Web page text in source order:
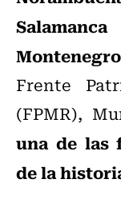
Montenegro
Frente
(FPMR),
una de las
de la